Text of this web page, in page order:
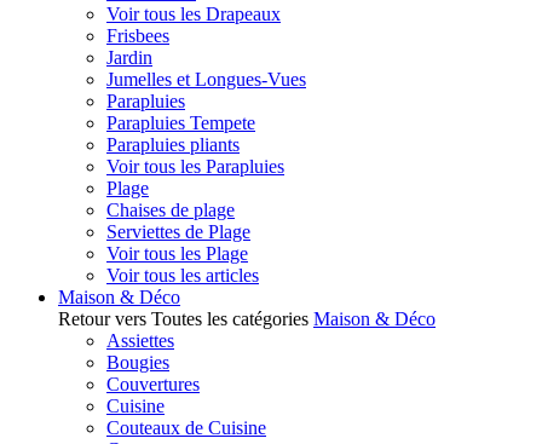
Voir tous les Drapeaux
Frisbees
Jardin
Jumelles et Longues-Vues
Parapluies
Parapluies Tempete
Parapluies pliants
Voir tous les Parapluies
Plage
Chaises de plage
Serviettes de Plage
Voir tous les Plage
Voir tous les articles
Maison & Déco
Retour vers Toutes les catégories Maison & Déco
Assiettes
Bougies
Couvertures
Cuisine
Couteaux de Cuisine